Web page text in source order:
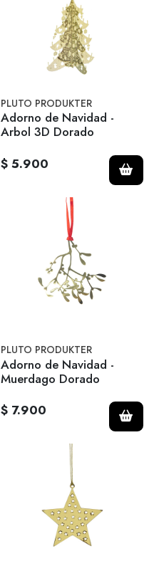
PLUTO PRODUKTER
Adorno de Navidad -
Arbol 3D Dorado
$ 5.900
PLUTO PRODUKTER
Adorno de Navidad -
Muerdago Dorado
$ 7.900